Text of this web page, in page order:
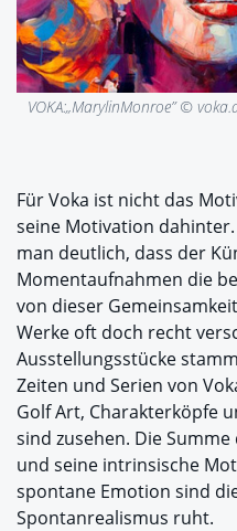
VOKA:„MarylinMonroe” ©
Für Voka ist nicht das
seine Motivation
man deutlich, dass der
Momentaufnahmen die
von dieser
Werke oft doch recht
Ausstellungsstücke
Zeiten und Serien von
Golf Art, Charakterköpfe
sind zusehen. Die
und seine intrinsische
spontane Emotion sind
Spontanrealismus ruht.